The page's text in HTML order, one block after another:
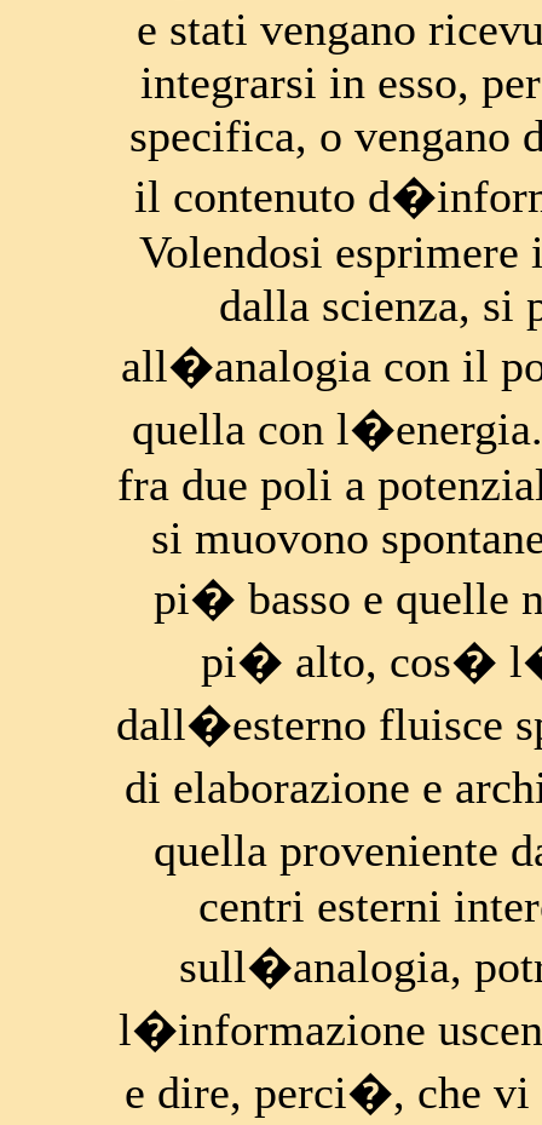
e stati vengano
integrarsi in esso,
specifica, o vengano
il contenuto
Volendosi
dalla scienza, si
all�analogia con il
quella con
fra due poli a
si muovono
pi� basso e quelle
pi� alto, cos�
dall�esterno fluisce
di elaborazione e
quella proveniente
centri esterni
sull�analogia,
l�informazione
e dire, perci�, che vi